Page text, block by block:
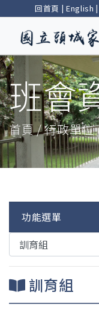
回首頁 | English |
班會
首頁 / 行政單
功能選單
訓育組